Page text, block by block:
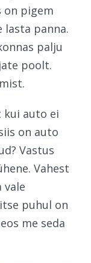
on pigem
panna.
palju
poolt.
kui auto ei
on auto
Vastus
Vahest
vale
puhul on
me seda